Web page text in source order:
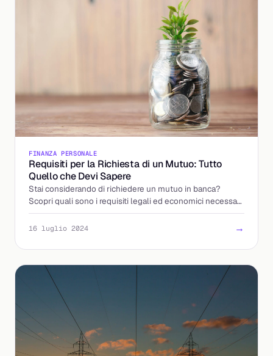
FINANZA PERSONALE
Requisiti per la Richiesta di un Mutuo: Tutto
Quello che Devi Sapere
Stai considerando di richiedere un mutuo in banca?
Scopri quali sono i requisiti legali ed economici necessari
per ottenere un finanziamento.
16 luglio 2024 →